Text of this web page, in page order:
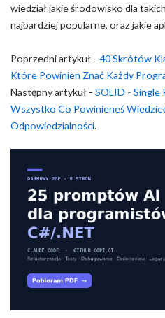
wiedział jakie środowisko dla
najbardziej popularne, oraz jakie
Poprzedni artykuł - 40 Skrótów
Które Powinien Znać Każdy
Następny artykuł - SOLID - Single
Wszystko Co Powinieneś
Odpowiedzialności.